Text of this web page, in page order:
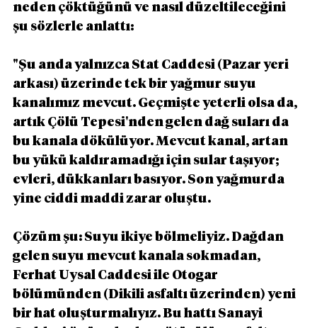
neden çöktüğünü ve nasıl düzeltileceğini
şu sözlerle anlattı:
"Şu anda yalnızca Stat Caddesi (Pazar yeri
arkası) üzerinde tek bir yağmur suyu
kanalımız mevcut. Geçmişte yeterli olsa da,
artık Çölü Tepesi'nden gelen dağ suları da
bu kanala dökülüyor. Mevcut kanal, artan
bu yükü kaldıramadığı için sular taşıyor;
evleri, dükkanları basıyor. Son yağmurda
yine ciddi maddi zarar oluştu.
Çözüm şu: Suyu ikiye bölmeliyiz. Dağdan
gelen suyu mevcut kanala sokmadan,
Ferhat Uysal Caddesi ile Otogar
bölümünden (Dikili asfaltı üzerinden) yeni
bir hat oluşturmalıyız. Bu hattı Sanayi